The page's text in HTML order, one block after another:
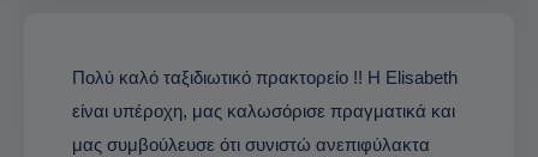
Πολύ καλό ταξιδιωτικό πρακτορείο !! Η Elisabeth
είναι υπέροχη, μας καλωσόρισε πραγματικά και
μας συμβούλευσε ότι συνιστώ ανεπιφύλακτα